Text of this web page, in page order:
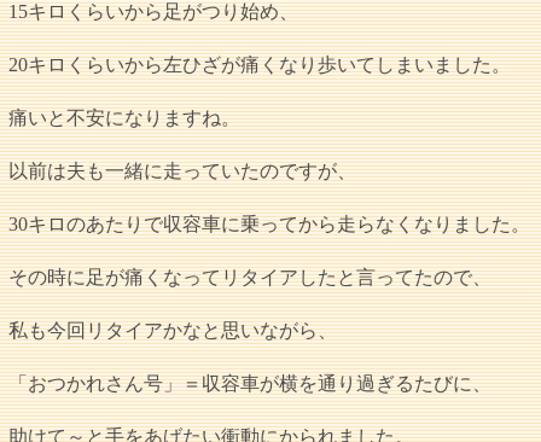
15キロくらいから足がつり始め、
20キロくらいから左ひざが痛くなり歩いてしまいました。
痛いと不安になりますね。
以前は夫も一緒に走っていたのですが、
30キロのあたりで収容車に乗ってから走らなくなりました。
その時に足が痛くなってリタイアしたと言ってたので、
私も今回リタイアかなと思いながら、
「おつかれさん号」＝収容車が横を通り過ぎるたびに、
助けて～と手をあげたい衝動にかられました。